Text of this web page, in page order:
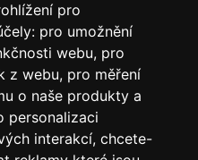
pro
pro umožnění
webu, pro
z webu, pro měření
o naše produkty a
personalizaci
interakcí, chcete-
Firemni-reklama.cz
Reklamni-cukrovinky.cz
dary.cz